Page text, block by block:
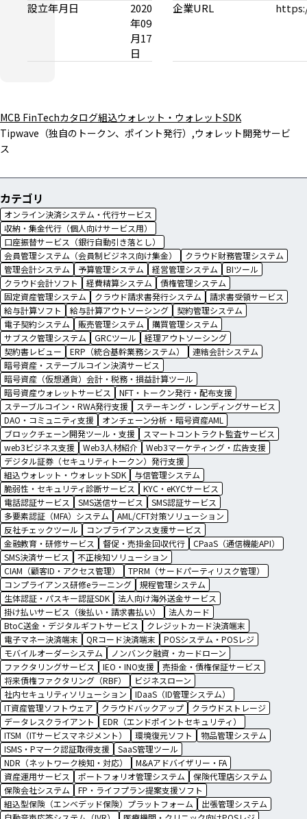
設立年月日
2020
年09
月17
日
企業URL
MCB FinTechカタログ組込ウォレット・ウォレットSDK
Tipwave（独自のトークン、ポイント発行）,ウォレット開発サービ
ス
カテゴリ
オンライン決済システム・代行サービス
収納・集金代行（個人向けサービス用）
口座振替サービス（銀行自動引き落とし）
会員管理システム（会員制ビジネス向け集金）
クラウド財務管理システム
管理会計システム
予算管理システム 経営管理システム
BIツール
クラウド会計ソフト
経費精算システム
債権管理システム
固定資産管理システム
クラウド請求書発行システム
請求書受領サービス
給与計算ソフト
給与計算アウトソーシング
契約管理システム
電子契約システム
販売管理システム
購買管理システム
サブスク管理システム
GRCツール
経理アウトソーシング
契約書レビュー
ERP（統合基幹業務システム）
連結会計システム
暗号資産・ステーブルコイン決済サービス
暗号資産（仮想通貨）会計・税務・損益計算ツール
暗号資産ウォレットサービス
NFT・トークン発行・配布支援
ステーブルコイン・RWA発行支援
ステーキング・レンディングサービス
DAO・コミュニティ支援
オンチェーン分析・暗号資産AML
ブロックチェーン開発ツール・支援
スマートコントラクト監査サービス
web3ビジネス支援
Web3人材紹介
Web3マーケティング・広告支援
デジタル証券（セキュリティトークン）発行支援
組込ウォレット・ウォレットSDK
与信管理システム
脆弱性・セキュリティ診断サービス
KYC・eKYCサービス
電話認証サービス
SMS送信サービス
SMS認証サービス
多要素認証（MFA）システム
AML/CFT対策ソリューション
反社チェックツール
コンプライアンス支援サービス
金融教育・研修サービス
督促・売掛金回収代行
CPaaS（通信機能API）
SMS決済サービス
不正検知ソリューション
CIAM（顧客ID・アクセス管理）
TPRM（サードパーティリスク管理）
コンプライアンス研修eラーニング
規程管理システム
生体認証・パスキー認証SDK
法人向け海外送金サービス
掛け払いサービス（後払い・請求書払い）
法人カード
BtoC送金・デジタルギフトサービス
クレジットカード決済端末
電子マネー決済端末
QRコード決済端末
POSシステム・POSレジ
モバイルオーダーシステム
ノンバンク融資・カードローン
ファクタリングサービス
IEO・INO支援
売掛金・債権保証サービス
将来債権ファクタリング（RBF）
ビジネスローン
社内セキュリティソリューション
IDaaS（ID管理システム）
IT資産管理ソフトウェア
クラウドバックアップ
クラウドストレージ
データレスクライアント
EDR（エンドポイントセキュリティ）
ITSM（ITサービスマネジメント）
環境復元ソフト
物品管理システム
ISMS・Pマーク認証取得支援
SaaS管理ツール
NDR（ネットワーク検知・対応）
M&Aアドバイザリー・FA
資産運用サービス
ポートフォリオ管理システム
保険代理店システム
保険会社システム
FP・ライフプラン提案支援ソフト
組込型保険（エンベデッド保険）プラットフォーム
出張管理システム